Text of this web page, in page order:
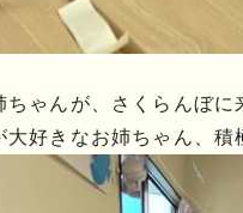
ちゃんが、さくらんぼ
大好きなお姉ちゃん、